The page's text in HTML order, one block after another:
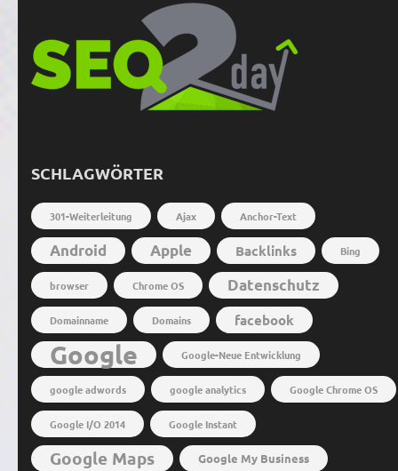
SCHLAGWÖRTER
301-Weiterleitung Ajax Anchor-Text
Android Apple Backlinks Bing
browser Chrome OS Datenschutz
Domainname Domains facebook
Google Google-Neue Entwicklung
google adwords google analytics Google Chrome OS
Google I/O 2014 Google Instant
Google Maps Google My Business